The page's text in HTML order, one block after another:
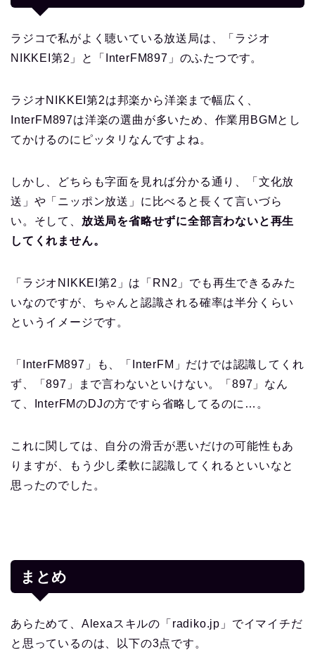
ラジコで私がよく聴いている放送局は、「ラジオ
NIKKEI第2」と「InterFM897」のふたつです。
ラジオNIKKEI第2は邦楽から洋楽まで幅広く、
InterFM897は洋楽の選曲が多いため、作業用BGMとし
てかけるのにピッタリなんですよね。
しかし、どちらも字面を見れば分かる通り、「文化放
送」や「ニッポン放送」に比べると長くて言いづら
い。そして、 放送局を省略せずに全部言わないと再生
してくれません。
「ラジオNIKKEI第2」は「RN2」でも再生できるみた
いなのですが、ちゃんと認識される確率は半分くらい
というイメージです。
「InterFM897」も、「InterFM」だけでは認識してくれ
ず、「897」まで言わないといけない。「897」なん
て、InterFMのDJの方ですら省略してるのに…。
これに関しては、自分の滑舌が悪いだけの可能性もあ
りますが、もう少し柔軟に認識してくれるといいなと
思ったのでした。
まとめ
あらためて、Alexaスキルの「radiko.jp」でイマイチだ
と思っているのは、以下の3点です。